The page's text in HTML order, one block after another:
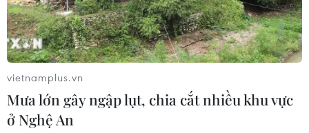
vietnamplus.vn
Mưa lớn gây ngập lụt, chia cắt nhiều khu vực
ở Nghệ An